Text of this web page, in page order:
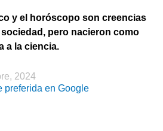
y el horóscopo son creencias
pero nacieron como
a la ciencia.
2024